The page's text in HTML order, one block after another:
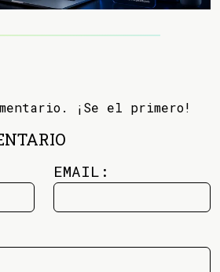
¡Se el primero!
EMAIL: